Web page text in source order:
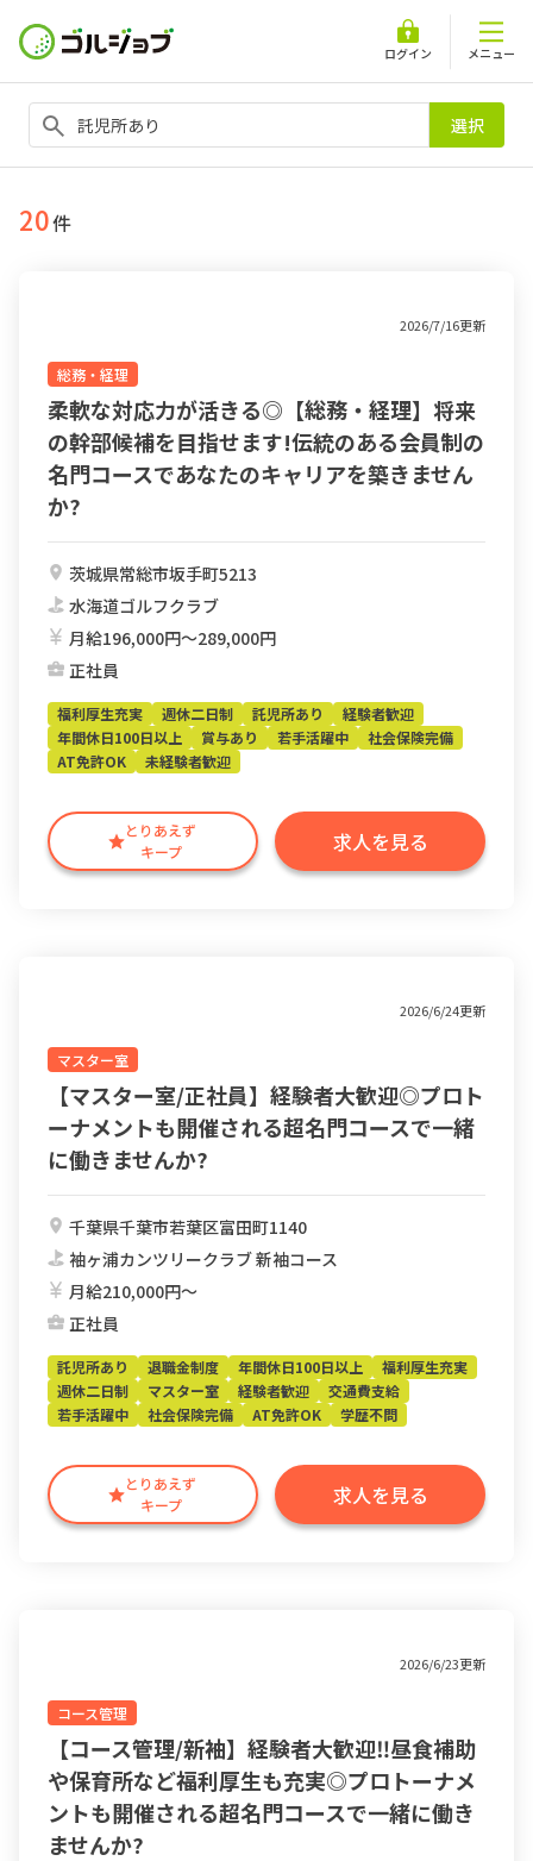
ログイン メニュー
選択
20件
2026/7/16更新
総務・経理
柔軟な対応力が活きる◎【総務・経理】将来
の幹部候補を目指せます!伝統のある会員制の
名門コースであなたのキャリアを築きません
か?
茨城県常総市坂手町5213
水海道ゴルフクラブ
月給196,000円〜289,000円
正社員
とりあえず
キープ
求人を見る
福利厚生充実 週休二日制 託児所あり
経験者歓迎
年間休日100日以上
賞与あり 若手活躍中
社会保険完備
AT免許OK
未経験者歓迎
2026/6/24更新
マスター室
【マスター室/正社員】経験者大歓迎◎プロト
ーナメントも開催される超名門コースで一緒
に働きませんか?
千葉県千葉市若葉区富田町1140
袖ヶ浦カンツリークラブ 新袖コース
月給210,000円〜
正社員
とりあえず
キープ
求人を見る
託児所あり 退職金制度 年間休日100日以上
福利厚生充実
週休二日制
マスター室 経験者歓迎
交通費支給
若手活躍中
社会保険完備 AT免許OK 学歴不問
2026/6/23更新
コース管理
【コース管理/新袖】経験者大歓迎‼︎昼食補助
や保育所など福利厚生も充実◎プロトーナメ
ントも開催される超名門コースで一緒に働き
ませんか?